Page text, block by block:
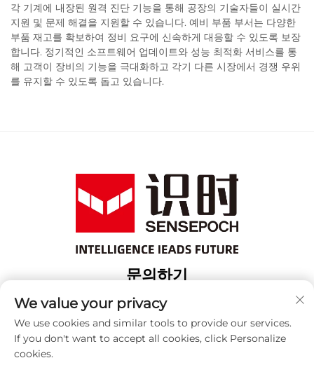
각 기계에 내장된 원격 진단 기능을 통해 공장의 기술자들이 실시간
지원 및 문제 해결을 지원할 수 있습니다. 예비 부품 부서는 다양한
부품 재고를 확보하여 정비 요구에 신속하게 대응할 수 있도록 보장
합니다. 정기적인 소프트웨어 업데이트와 성능 최적화 서비스를 통
해 고객이 장비의 기능을 극대화하고 각기 다른 시장에서 경쟁 우위
를 유지할 수 있도록 돕고 있습니다.
문의하기
Add: 상해 보산 구 위항로 18번지 3번 건물
전화:+86-13917707297
이메일:[email protected]
We value your privacy
We use cookies and similar tools to provide our services.
If you don't want to accept all cookies, click Personalize
cookies.